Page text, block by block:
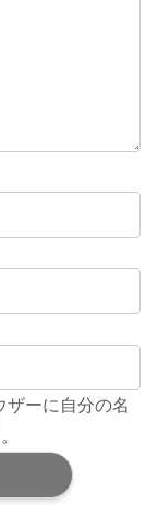
ザーに自分の名